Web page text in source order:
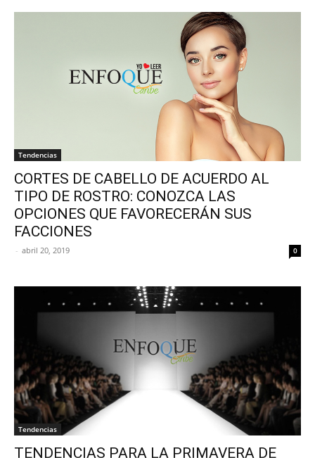
Tendencias
CORTES DE CABELLO DE ACUERDO AL
TIPO DE ROSTRO: CONOZCA LAS
OPCIONES QUE FAVORECERÁN SUS
FACCIONES
- abril 20, 2019 0
Tendencias
TENDENCIAS PARA LA PRIMAVERA DE